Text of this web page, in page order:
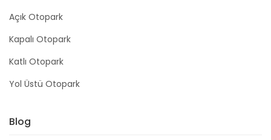
Açık Otopark
Kapalı Otopark
Katlı Otopark
Yol Üstü Otopark
Blog